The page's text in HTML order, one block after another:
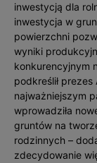
inwestycją dla
inwestycja w
powierzchni
wyniki
konkurencyjnym
podkreślił prezes
najważniejszym
wprowadziła
gruntów na
rodzinnych –
zdecydowanie